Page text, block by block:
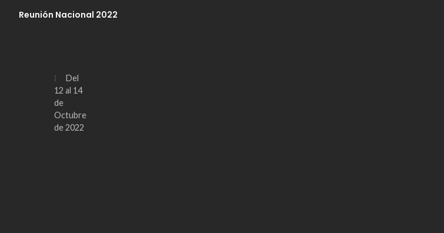
Reunión Nacional 2022
Del
12 al 14
de
Octubre
de 2022